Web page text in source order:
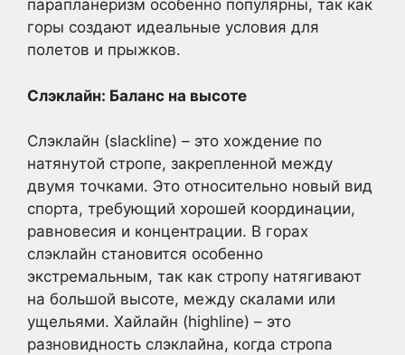
парапланеризм особенно популярны, так как
горы создают идеальные условия для
полетов и прыжков.
Слэклайн: Баланс на высоте
Слэклайн (slackline) – это хождение по
натянутой стропе, закрепленной между
двумя точками. Это относительно новый вид
спорта, требующий хорошей координации,
равновесия и концентрации. В горах
слэклайн становится особенно
экстремальным, так как стропу натягивают
на большой высоте, между скалами или
ущельями. Хайлайн (highline) – это
разновидность слэклайна, когда стропа